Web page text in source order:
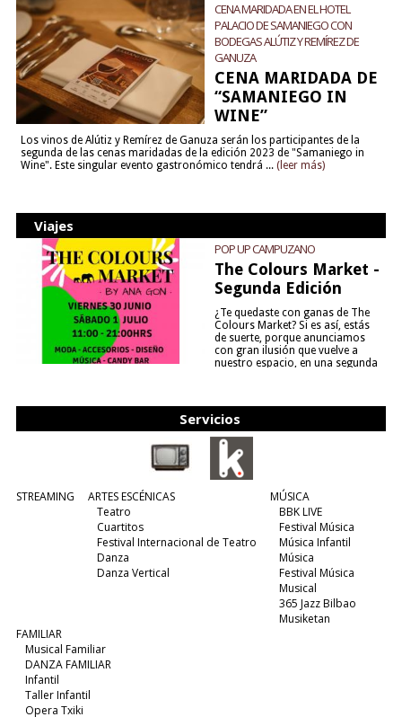
CENA MARIDADA EN EL HOTEL
PALACIO DE SAMANIEGO CON
BODEGAS ALÚTIZ Y REMÍREZ DE
GANUZA
CENA MARIDADA DE
“SAMANIEGO IN
WINE”
Los vinos de Alútiz y Remírez de Ganuza serán los participantes de la
segunda de las cenas maridadas de la edición 2023 de "Samaniego in
Wine". Este singular evento gastronómico tendrá ... (leer más)
Viajes
POP UP CAMPUZANO
The Colours Market -
Segunda Edición
¿Te quedaste con ganas de The
Colours Market? Si es así, estás
de suerte, porque anunciamos
con gran ilusión que vuelve a
nuestro espacio, en una segunda
Servicios
STREAMING
ARTES ESCÉNICAS
Teatro
Cuartitos
Festival Internacional de Teatro
Danza
Danza Vertical
MÚSICA
BBK LIVE
Festival Música
Música Infantil
Música
Festival Música
Musical
365 Jazz Bilbao
Musiketan
FAMILIAR
Musical Familiar
DANZA FAMILIAR
Infantil
Taller Infantil
Opera Txiki